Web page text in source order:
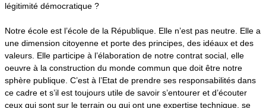
légitimité démocratique ?
Notre école est l’école de la République. Elle n’est pas neutre. Elle a
une dimension citoyenne et porte des principes, des idéaux et des
valeurs. Elle participe à l’élaboration de notre contrat social, elle
oeuvre à la construction du monde commun que doit être notre
sphère publique. C’est à l’Etat de prendre ses responsabilités dans
ce cadre et s’il est toujours utile de savoir s’entourer et d’écouter
ceux qui sont sur le terrain ou qui ont une expertise technique, se